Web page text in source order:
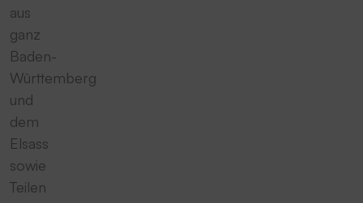
aus
ganz
Baden-
Württemberg
und
dem
Elsass
sowie
Teilen